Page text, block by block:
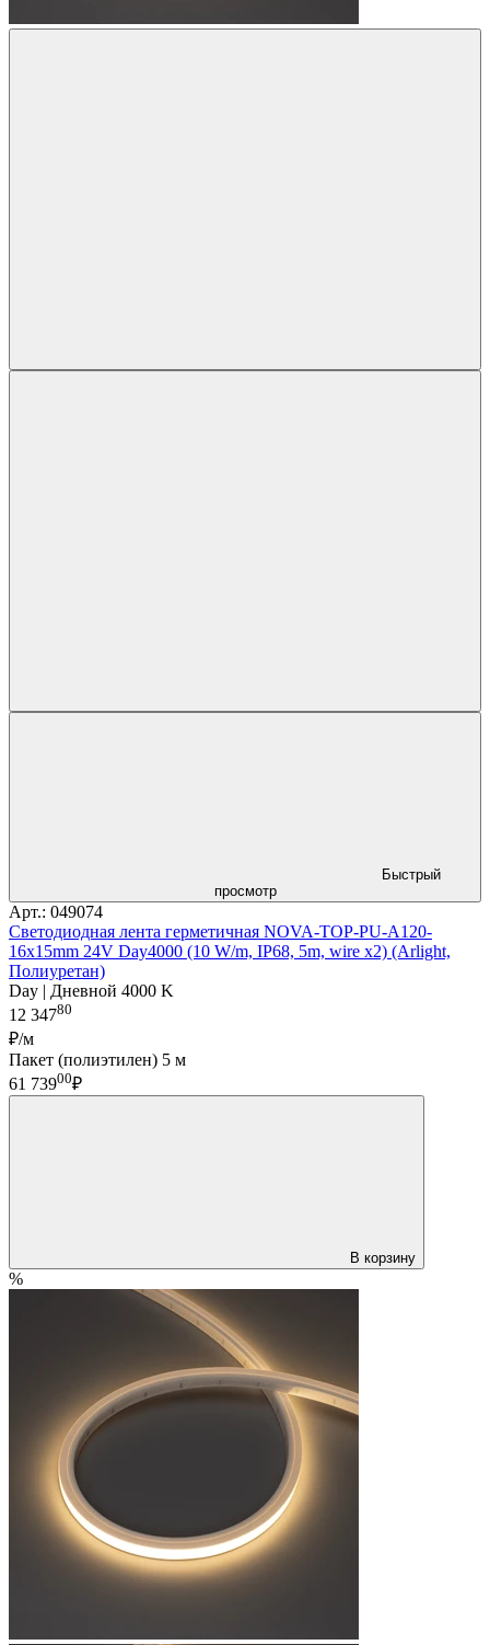
Быстрый
просмотр
Арт.: 049074
Светодиодная лента герметичная NOVA-TOP-PU-A120-
16x15mm 24V Day4000 (10 W/m, IP68, 5m, wire x2) (Arlight,
Полиуретан)
Day | Дневной 4000 K
12 34780
₽/м
Пакет (полиэтилен) 5 м
61 73900₽
В корзину
%